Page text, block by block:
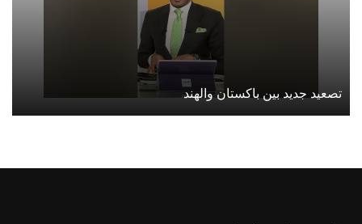
تصعيد جديد بين باكستان والهند